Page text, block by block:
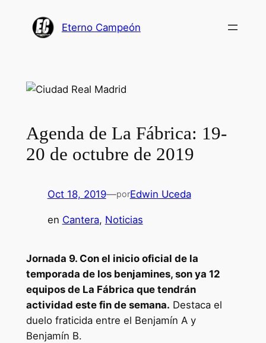
Eterno Campeón
Agenda de La Fábrica: 19-
20 de octubre de 2019
Oct 18, 2019—porEdwin Uceda
en Cantera, Noticias
Jornada 9. Con el inicio oficial de la
temporada de los benjamines, son ya 12
equipos de La Fábrica que tendrán
actividad este fin de semana. Destaca el
duelo fraticida entre el Benjamín A y
Benjamín B.